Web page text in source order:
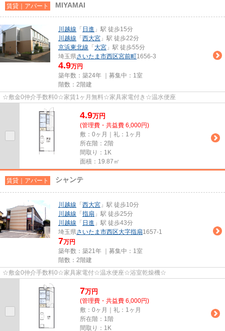
賃貸｜アパート MIYAMAI
川越線 「 日進 」駅 徒歩15分
川越線 「 西大宮 」駅 徒歩22分
京浜東北線 「 大宮 」駅 徒歩55分
埼玉県さいたま市西区宮前町1656-3
4.9万円
築年数：築24年 ｜募集中： 1室
階数：2階建
☆敷金0仲介手数料0☆家賃1ヶ月無料☆家具家電付き☆温水便座
4.9万円
(管理費・共益費 6,000円)
敷：0ヶ月｜礼：1ヶ月
所在階：2階
間取り：1K
面積：19.87㎡
賃貸｜アパート シャンテ
川越線 「 西大宮 」駅 徒歩10分
川越線 「 指扇 」駅 徒歩25分
川越線 「 日進 」駅 徒歩43分
埼玉県さいたま市西区大字指扇1657-1
7万円
築年数：築21年 ｜募集中： 1室
階数：2階建
☆敷金0仲介手数料0☆家具家電付☆温水便座☆浴室乾燥機☆
7万円
(管理費・共益費 6,000円)
敷：0ヶ月｜礼：1ヶ月
所在階：1階
間取り：1K